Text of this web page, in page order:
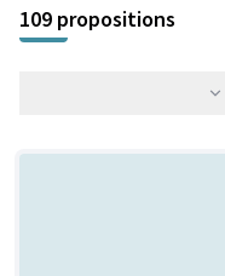
+
−
109 propositions